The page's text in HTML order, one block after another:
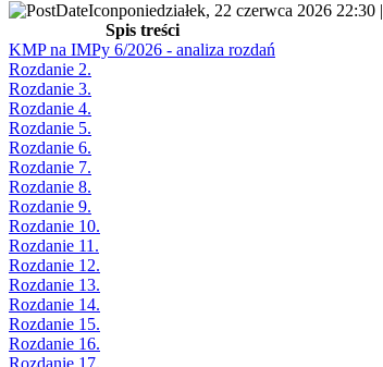
poniedziałek, 22 czerwca 2026 22:30 |
Spis treści
KMP na IMPy 6/2026 - analiza rozdań
Rozdanie 2.
Rozdanie 3.
Rozdanie 4.
Rozdanie 5.
Rozdanie 6.
Rozdanie 7.
Rozdanie 8.
Rozdanie 9.
Rozdanie 10.
Rozdanie 11.
Rozdanie 12.
Rozdanie 13.
Rozdanie 14.
Rozdanie 15.
Rozdanie 16.